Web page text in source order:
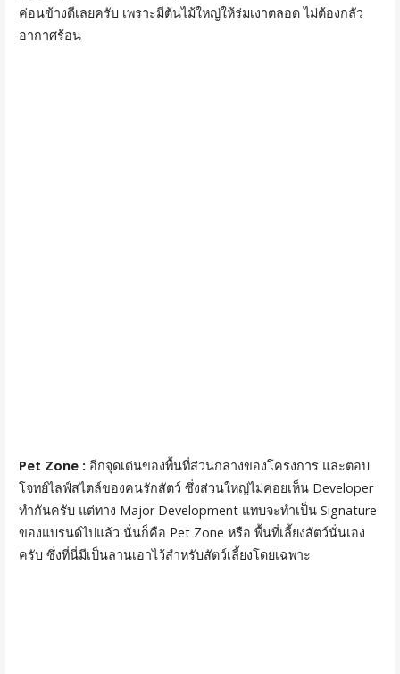
ค่อนข้างดีเลยครับ เพราะมีต้นไม้ใหญ่ให้ร่มเงาตลอด ไม่ต้องกลัว
อากาศร้อน
Pet Zone : อีกจุดเด่นของพื้นที่ส่วนกลางของโครงการ และตอบ
โจทย์ไลฟ์สไตล์ของคนรักสัตว์ ซึ่งส่วนใหญ่ไม่ค่อยเห็น Developer
ทำกันครับ แต่ทาง Major Development แทบจะทำเป็น Signature
ของแบรนด์ไปแล้ว นั่นก็คือ Pet Zone หรือ พื้นที่เลี้ยงสัตว์นั่นเอง
ครับ ซึ่งที่นี่มีเป็นลานเอาไว้สำหรับสัตว์เลี้ยงโดยเฉพาะ